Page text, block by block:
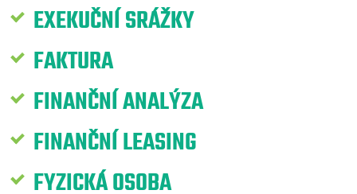
EXEKUČNÍ SRÁŽKY
FAKTURA
FINANČNÍ ANALÝZA
FINANČNÍ LEASING
FYZICKÁ OSOBA